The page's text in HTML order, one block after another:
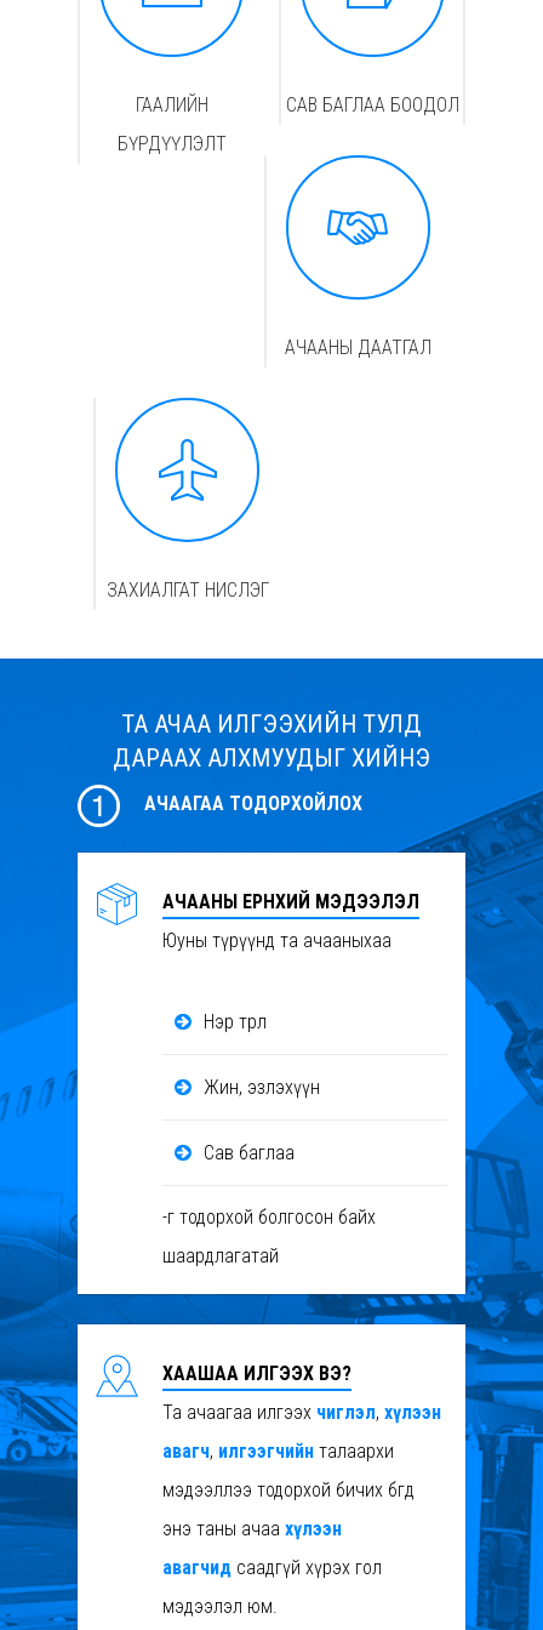
ГААЛИЙН
БҮРДҮҮЛЭЛТ
САВ БАГЛАА БООДОЛ
АЧААНЫ ДААТГАЛ
ЗАХИАЛГАТ НИСЛЭГ
ТА АЧАА ИЛГЭЭХИЙН ТУЛД
ДАРААХ АЛХМУУДЫГ ХИЙНЭ
АЧААГАА ТОДОРХОЙЛОХ
АЧААНЫ ЕРӨНХИЙ МЭДЭЭЛЭЛ
Юуны түрүүнд та ачааныхаа
Нэр төрөл
Жин, эзлэхүүн
Сав баглаа
-г тодорхой болгосон байх
шаардлагатай
ХААШАА ИЛГЭЭХ ВЭ?
Та ачаагаа илгээх чиглэл, хүлээн
авагч, илгээгчийн талаархи
мэдээллээ тодорхой бичих бөгөөд
энэ таны ачаа хүлээн
авагчид саадгүй хүрэх гол
мэдээлэл юм.